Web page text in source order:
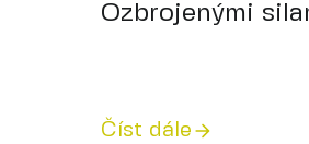
Ozbrojenými
Číst dále